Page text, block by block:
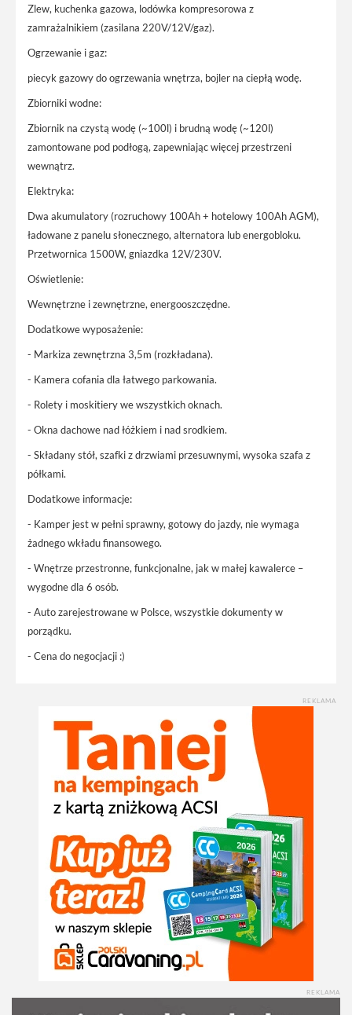
Zlew, kuchenka gazowa, lodówka kompresorowa z
zamrażalnikiem (zasilana 220V/12V/gaz).
Ogrzewanie i gaz:
piecyk gazowy do ogrzewania wnętrza, bojler na ciepłą wodę.
Zbiorniki wodne:
Zbiornik na czystą wodę (~100l) i brudną wodę (~120l)
zamontowane pod podłogą, zapewniając więcej przestrzeni
wewnątrz.
Elektryka:
Dwa akumulatory (rozruchowy 100Ah + hotelowy 100Ah AGM),
ładowane z panelu słonecznego, alternatora lub energobloku.
Przetwornica 1500W, gniazdka 12V/230V.
Oświetlenie:
Wewnętrzne i zewnętrzne, energooszczędne.
Dodatkowe wyposażenie:
- Markiza zewnętrzna 3,5m (rozkładana).
- Kamera cofania dla łatwego parkowania.
- Rolety i moskitiery we wszystkich oknach.
- Okna dachowe nad łóżkiem i nad srodkiem.
- Składany stół, szafki z drzwiami przesuwnymi, wysoka szafa z
półkami.
Dodatkowe informacje:
- Kamper jest w pełni sprawny, gotowy do jazdy, nie wymaga
żadnego wkładu finansowego.
- Wnętrze przestronne, funkcjonalne, jak w małej kawalerce –
wygodne dla 6 osób.
- Auto zarejestrowane w Polsce, wszystkie dokumenty w
porządku.
- Cena do negocjacji :)
REKLAMA
REKLAMA